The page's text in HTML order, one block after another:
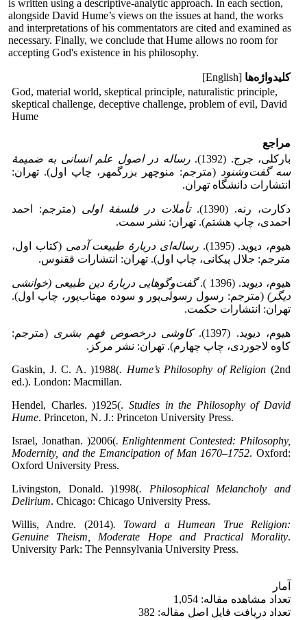
is written using a descriptive-analytic approach. In each section,
alongside David Hume’s views on the issues at hand, the works
and interpretations of his commentators are cited and examined as
necessary. Finally, we conclude that Hume allows no room for
accepting God's existence in his philosophy.
کلیدواژه‌ها [English]
God, material world, skeptical principle, naturalistic principle,
skeptical challenge, deceptive challenge, problem of evil, David
Hume
مراجع
بارکلی، جرج. (1392).
رساله در اصول علم انسانی به ضمیمهٔ
سه گفت‌وشنود (مترجم: منوچهر بزرگمهر، چاپ اول). تهران:
انتشارات دانشگاه تهران.
دکارت، رنه. (1390). تأملات در فلسفهٔ اولی (مترجم: احمد
احمدی، چاپ هشتم). تهران: نشر سمت.
هیوم، دیوید. (1395). رساله‌ای دربارهٔ طبیعت آدمی (کتاب اول،
مترجم: جلال پیکانی، چاپ اول). تهران: انتشارات ققنوس.
هیوم، دیوید. (1396 ).
گفت‌وگوهایی دربارهٔ دین طبیعی (خوانشی
دیگر) (مترجم: رسول رسولی‌پور و سوده مهتاب‌پور، چاپ اول).
تهران: انتشارات حکمت.
هیوم، دیوید. (1397). کاوشی درخصوص فهم بشری (مترجم:
کاوه لاجوردی، چاپ چهارم). تهران: نشر مرکز.
Gaskin, J. C. A. )1988(. Hume’s Philosophy of Religion (2nd
ed.). London: Macmillan.
Hendel, Charles. )1925(. Studies in the Philosophy of David
Hume. Princeton, N. J.: Princeton University Press.
Israel, Jonathan. )2006(. Enlightenment Contested: Philosophy,
Modernity, and the Emancipation of Man 1670–1752. Oxford:
Oxford University Press.
Livingston, Donald. )1998(. Philosophical Melancholy and
Delirium. Chicago: Chicago University Press.
Willis, Andre. (2014). Toward a Humean True Religion:
Genuine Theism, Moderate Hope and Practical Morality.
University Park: The Pennsylvania University Press.
آمار
تعداد مشاهده مقاله: 1,054
تعداد دریافت فایل اصل مقاله: 382